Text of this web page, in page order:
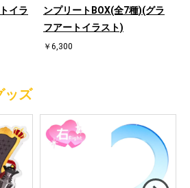
イラ
ンプリートBOX(全7種)(グラ
フアートイラスト)
￥6,300
ッズ